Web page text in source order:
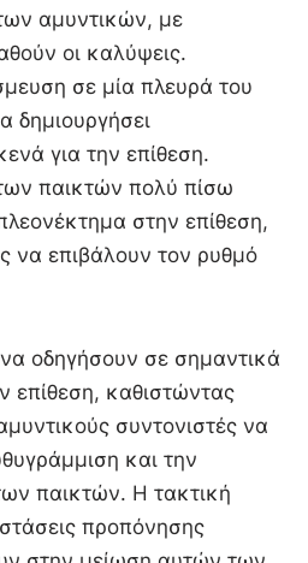
αμυντικών, με
οι καλύψεις.
σε μία πλευρά του
δημιουργήσει
για την επίθεση.
παικτών πολύ πίσω
στην επίθεση,
να επιβάλουν τον ρυθμό
οδηγήσουν σε σημαντικά
επίθεση, καθιστώντας
συντονιστές να
και την
παικτών. Η τακτική
προπόνησης